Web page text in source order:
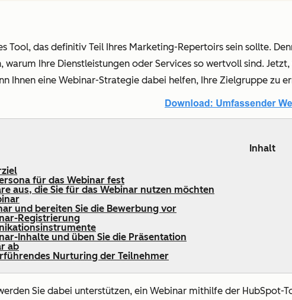
Tool, das definitiv Teil Ihres Marketing-Repertoirs sein sollte.
warum Ihre Dienstleistungen oder Services so wertvoll sind.
Ihnen eine Webinar-Strategie dabei helfen, Ihre Zielgruppe zu
Inhalt
für das Webinar fest
aus, die Sie für das Webinar nutzen möchten
und bereiten Sie die Bewerbung vor
Registrierung
Inhalte und üben Sie die Präsentation
ab
Nurturing der Teilnehmer
Sie dabei unterstützen, ein Webinar mithilfe der HubSpot-